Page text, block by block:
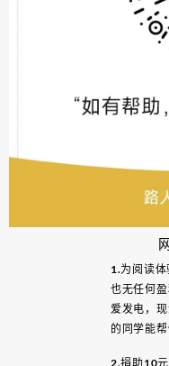
1.为阅读体
也无任何
爱发电，
的同学能
2.捐助10